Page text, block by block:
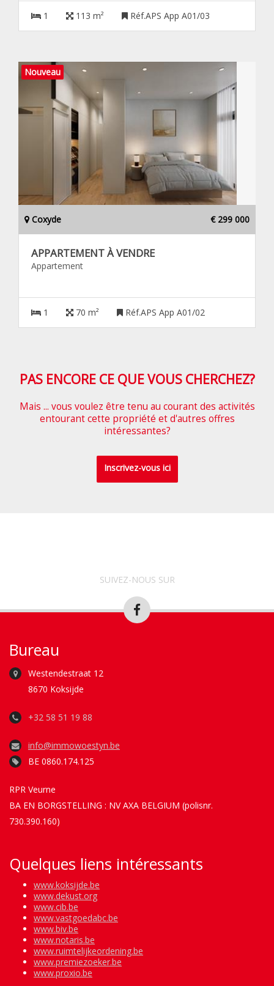
1 113 m² Réf.APS App A01/03
Nouveau
Coxyde € 299 000
APPARTEMENT À VENDRE
Appartement
1 70 m² Réf.APS App A01/02
PAS ENCORE CE QUE VOUS CHERCHEZ?
Mais ... vous voulez être tenu au courant des activités
entourant cette propriété et d'autres offres
intéressantes?
Inscrivez-vous ici
SUIVEZ-NOUS SUR
Bureau
Westendestraat 12
8670 Koksijde
+32 58 51 19 88
info@immowoestyn.be
BE 0860.174.125
RPR Veurne
BA EN BORGSTELLING : NV AXA BELGIUM (polisnr.
730.390.160)
Quelques liens intéressants
www.koksijde.be
www.dekust.org
www.cib.be
www.vastgoedabc.be
www.biv.be
www.notaris.be
www.ruimtelijkeordening.be
www.premiezoeker.be
www.proxio.be